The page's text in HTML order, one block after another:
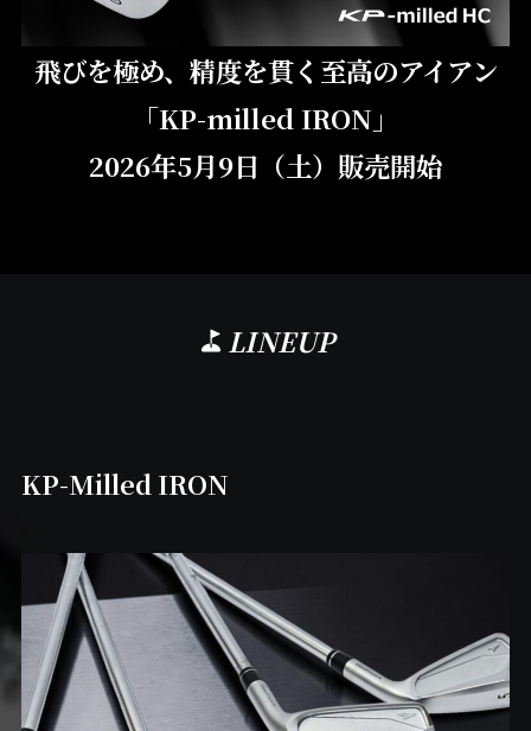
飛びを極め、精度を貫く至高のアイアン
「KP-milled IRON」
2026年5月9日（土）販売開始
LINEUP
KP-Milled IRON